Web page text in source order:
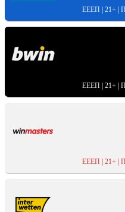
ΕΕΕΠ | 21+
ΕΕΕΠ | 21+
ΕΕΕΠ | 21+